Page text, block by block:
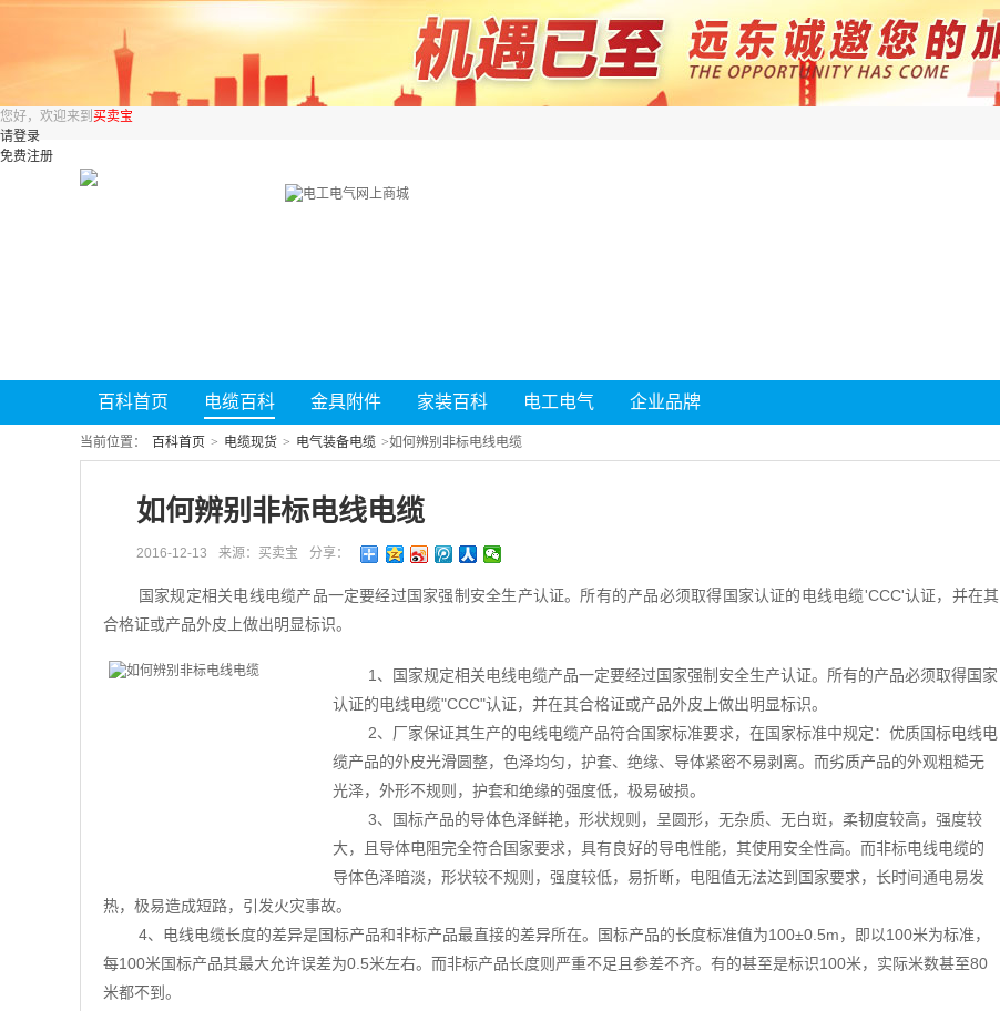
您好，欢迎来到 买卖宝
请登录
免费注册
百科首页 电缆百科 金具附件 家装百科 电工电气 企业品牌
当前位置： 百科首页 > 电缆现货 > 电气装备电缆 >如何辨别非标电线电缆
如何辨别非标电线电缆
2016-12-13 来源：买卖宝 分享：
国家规定相关电线电缆产品一定要经过国家强制安全生产认证。所有的产品必须取得国家认证的电线电缆'CCC'认证，并在其
合格证或产品外皮上做出明显标识。
1、国家规定相关电线电缆产品一定要经过国家强制安全生产认证。所有的产品必须取得国家
认证的电线电缆"CCC"认证，并在其合格证或产品外皮上做出明显标识。
2、厂家保证其生产的电线电缆产品符合国家标准要求，在国家标准中规定：优质国标电线电
缆产品的外皮光滑圆整，色泽均匀，护套、绝缘、导体紧密不易剥离。而劣质产品的外观粗糙无
光泽，外形不规则，护套和绝缘的强度低，极易破损。
3、国标产品的导体色泽鲜艳，形状规则，呈圆形，无杂质、无白斑，柔韧度较高，强度较
大，且导体电阻完全符合国家要求，具有良好的导电性能，其使用安全性高。而非标电线电缆的
导体色泽暗淡，形状较不规则，强度较低，易折断，电阻值无法达到国家要求，长时间通电易发
热，极易造成短路，引发火灾事故。
4、电线电缆长度的差异是国标产品和非标产品最直接的差异所在。国标产品的长度标准值为100±0.5m，即以100米为标准，
每100米国标产品其最大允许误差为0.5米左右。而非标产品长度则严重不足且参差不齐。有的甚至是标识100米，实际米数甚至80
米都不到。